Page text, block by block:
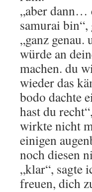
„aber dann…
samurai
„ganz
würde an
machen. du
wieder das
bodo dachte
hast du
wirkte nicht
einigen
noch diesen
„klar“, sagte
freuen, dich